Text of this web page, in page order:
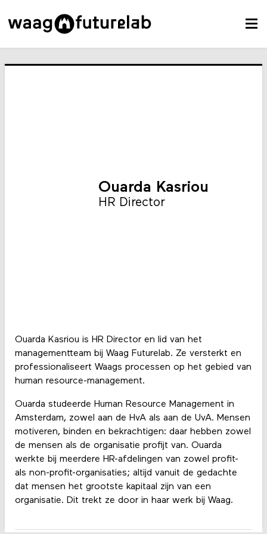
Ouarda Kasriou
HR Director
Ouarda Kasriou is HR Director en lid van het
managementteam bij Waag Futurelab. Ze versterkt en
professionaliseert Waags processen op het gebied van
human resource-management.
Ouarda studeerde Human Resource Management in
Amsterdam, zowel aan de HvA als aan de UvA. Mensen
motiveren, binden en bekrachtigen: daar hebben zowel
de mensen als de organisatie profijt van. Ouarda
werkte bij meerdere HR-afdelingen van zowel profit-
als non-profit-organisaties; altijd vanuit de gedachte
dat mensen het grootste kapitaal zijn van een
organisatie. Dit trekt ze door in haar werk bij Waag.